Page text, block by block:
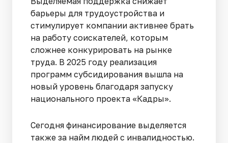
барьеры для трудоустройства и
стимулирует компании активнее брать
на работу соискателей, которым
сложнее конкурировать на рынке
труда. В 2025 году реализация
программ субсидирования вышла на
новый уровень благодаря запуску
национального проекта «Кадры».
Сегодня финансирование выделяется
также за найм людей с инвалидностью.